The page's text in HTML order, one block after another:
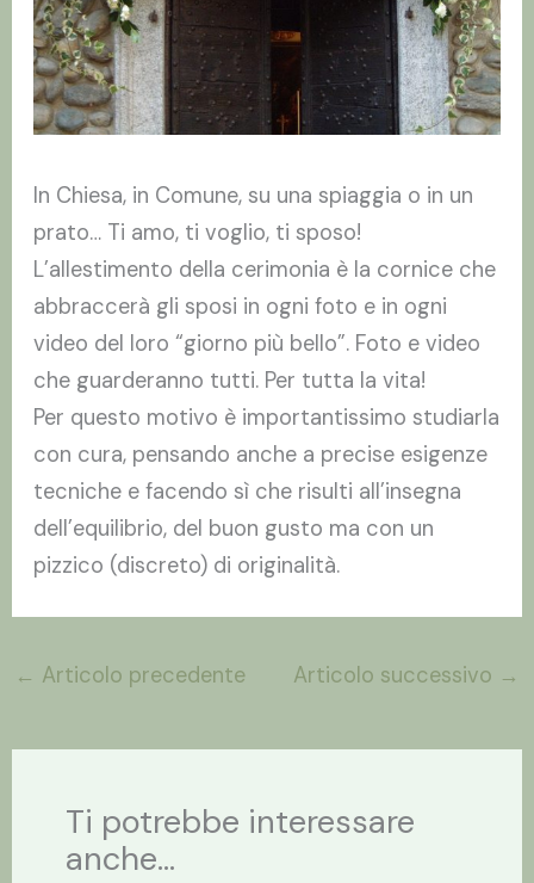
In Chiesa, in Comune, su una spiaggia o in un
prato… Ti amo, ti voglio, ti sposo!
L’allestimento della cerimonia è la cornice che
abbraccerà gli sposi in ogni foto e in ogni
video del loro “giorno più bello”. Foto e video
che guarderanno tutti. Per tutta la vita!
Per questo motivo è importantissimo studiarla
con cura, pensando anche a precise esigenze
tecniche e facendo sì che risulti all’insegna
dell’equilibrio, del buon gusto ma con un
pizzico (discreto) di originalità.
← Articolo precedente Articolo successivo →
Ti potrebbe interessare
anche...